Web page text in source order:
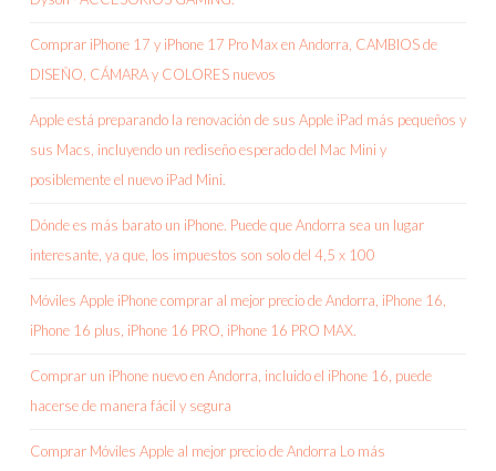
Comprar iPhone 17 y iPhone 17 Pro Max en Andorra, CAMBIOS de
DISEÑO, CÁMARA y COLORES nuevos
Apple está preparando la renovación de sus Apple iPad más pequeños y
sus Macs, incluyendo un rediseño esperado del Mac Mini y
posiblemente el nuevo iPad Mini.
Dónde es más barato un iPhone. Puede que Andorra sea un lugar
interesante, ya que, los impuestos son solo del 4,5 x 100
Móviles Apple iPhone comprar al mejor precio de Andorra, iPhone 16,
iPhone 16 plus, iPhone 16 PRO, iPhone 16 PRO MAX.
Comprar un iPhone nuevo en Andorra, incluido el iPhone 16, puede
hacerse de manera fácil y segura
Comprar Móviles Apple al mejor precio de Andorra Lo más